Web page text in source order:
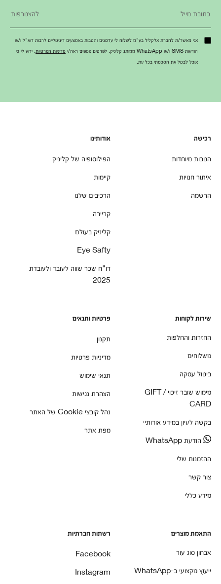
אני מאשר/ת לחברת אלקליל בע"מ לשלוח לי עדכונים והטבות באמצעים דיגיטליים לרבות דוא"ל ו/או
הודעות SMS ו/או WhatsApp ממותג קליניק. לפרטים נוספים ראה/י
מדיניות הפרטיות . ידוע לי כי
אוכל לבטל את הסכמתי בכל עת.
רכישה
הטבות מיוחדות
איתור חנויות
הרשמה
אודותינו
הפילוסופיה של קליניק
קיימות
הרכיבים שלנו
קריירה
קליניק בעולם
Eye Safty
דו"ח שכר שווה לעובד ולעובדת
2025
שירות לקוחות
החזרות והחלפות
משלוחים
ביטול עסקה
מימוש שובר זיכוי / GIFT
CARD
בקשה לעיון במידע אודותיי
הודעת WhatsApp
ההזמנות שלי
צור קשר
מידע כללי
פרטיות ותנאים
תקנון
מדיניות פרטיות
תנאי שימוש
הצהרת נגישות
נהל קובצי Cookie של האתר
מפת אתר
התאמת מוצרים
אבחון סוג עור
ייעוץ מקצועי ב-WhatsApp
רשתות חברתיות
Facebook
Instagram